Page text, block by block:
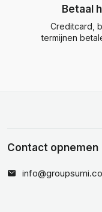
Betaal
Creditcard,
termijnen
Contact opnemen